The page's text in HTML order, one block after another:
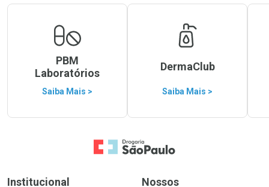
PBM
Laboratórios
Saiba Mais >
DermaClub
Saiba Mais >
Ir para a Home
Institucional
Nossos